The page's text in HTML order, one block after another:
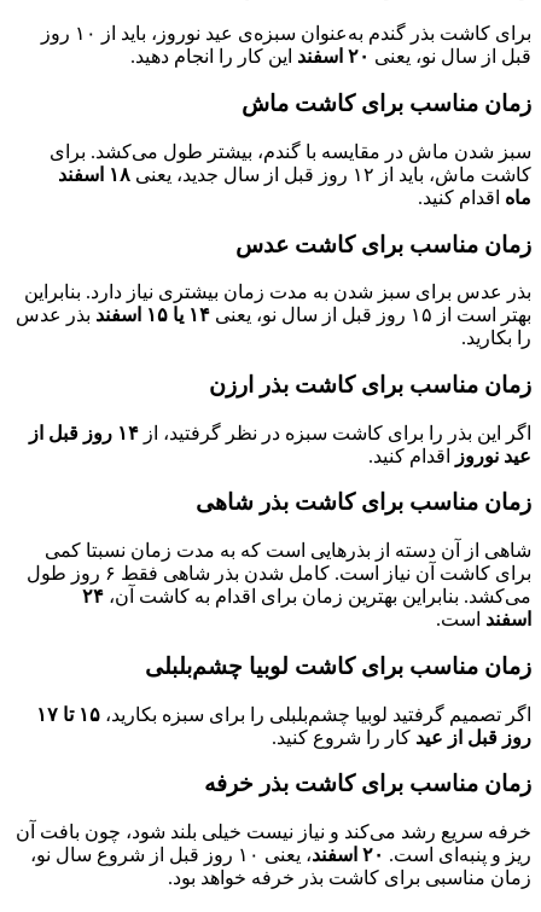
برای کاشت بذر گندم به‌عنوان سبزه‌ی عید نوروز، باید از ۱۰ روز
قبل از سال نو، یعنی ۲۰ اسفند این کار را انجام دهید.
زمان مناسب برای کاشت ماش
سبز شدن ماش در مقایسه با گندم، بیشتر طول می‌کشد‌. برای
کاشت ماش، باید از ۱۲ روز قبل از سال جدید، یعنی
۱۸ اسفند
ماه اقدام کنید.
زمان مناسب برای کاشت عدس
بذر عدس برای سبز شدن به مدت زمان بیشتری نیاز دارد. بنابراین
بهتر است از ۱۵ روز قبل از سال نو، یعنی
۱۴ یا ۱۵ اسفند
بذر عدس
را بکارید.
زمان مناسب برای کاشت بذر ارزن
اگر این بذر را برای کاشت سبزه در نظر گرفتید، از
۱۴ روز قبل از
عید نوروز
اقدام کنید.
زمان مناسب برای کاشت بذر شاهی
شاهی از آن دسته از بذرهایی است که به مدت زمان نسبتا کمی
برای کاشت آن نیاز است. کامل شدن بذر شاهی فقط ۶ روز طول
می‌کشد. بنابراین بهترین زمان برای اقدام به کاشت آن، ۲۴
اسفند است.
زمان مناسب برای کاشت لوبیا چشم‌بلبلی
اگر تصمیم گرفتید لوبیا چشم‌بلبلی را برای سبزه بکارید،
۱۵ تا ۱۷
روز قبل از عید کار را شروع کنید.
زمان مناسب برای کاشت بذر خرفه
خرفه سریع رشد می‌کند و نیاز نیست خیلی بلند شود، چون بافت آن
ریز و پنبه‌ای است. ۲۰ اسفند
، یعنی ۱۰ روز قبل از شروع سال نو،
زمان مناسبی برای کاشت بذر خرفه خواهد بود.